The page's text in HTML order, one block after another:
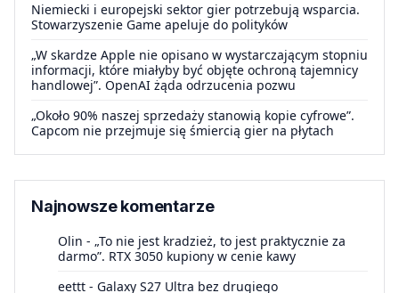
Niemiecki i europejski sektor gier potrzebują wsparcia.
Stowarzyszenie Game apeluje do polityków
„W skardze Apple nie opisano w wystarczającym stopniu
informacji, które miałyby być objęte ochroną tajemnicy
handlowej”. OpenAI żąda odrzucenia pozwu
„Około 90% naszej sprzedaży stanowią kopie cyfrowe”.
Capcom nie przejmuje się śmiercią gier na płytach
Najnowsze komentarze
Olin - „To nie jest kradzież, to jest praktycznie za
darmo”. RTX 3050 kupiony w cenie kawy
eettt - Galaxy S27 Ultra bez drugiego